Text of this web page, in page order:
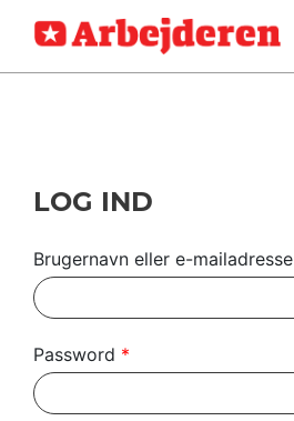
SEKTIONER
ARBEJDEREN
MENER
UDLAND
DEBAT
SOUNDCLOUD
ABONNER
LOG IND
LOG IND
Brugernavn eller e-mailadresse
Password *